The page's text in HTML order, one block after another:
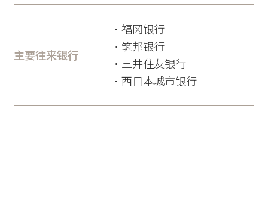
主要往来银行
・福冈银行
・筑邦银行
・三井住友银行
・西日本城市银行